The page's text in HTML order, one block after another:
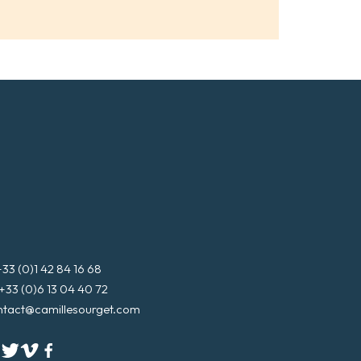
(0)1 42 84 16 68
(0)6 13 04 40 72